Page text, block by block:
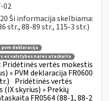
02
Ši informacija skelbiama:
str., 88-89 str., 115-3 str.)
pvm deklaracija
es valstybes nares ataskaita
Pridėtinės vertės mokestis
» PVM deklaracija FR0600
Pridėtinės vertės
(IX skyrius) » Prekių
FR0564 (88-1, 88-2